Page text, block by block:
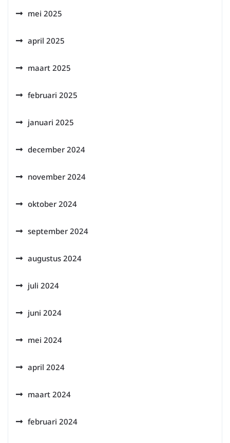
mei 2025
april 2025
maart 2025
februari 2025
januari 2025
december 2024
november 2024
oktober 2024
september 2024
augustus 2024
juli 2024
juni 2024
mei 2024
april 2024
maart 2024
februari 2024